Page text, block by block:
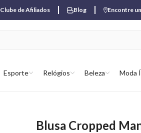
Clube de Afiliados Blog Encontre
Esporte Relógios Beleza Moda
Blusa Cropped